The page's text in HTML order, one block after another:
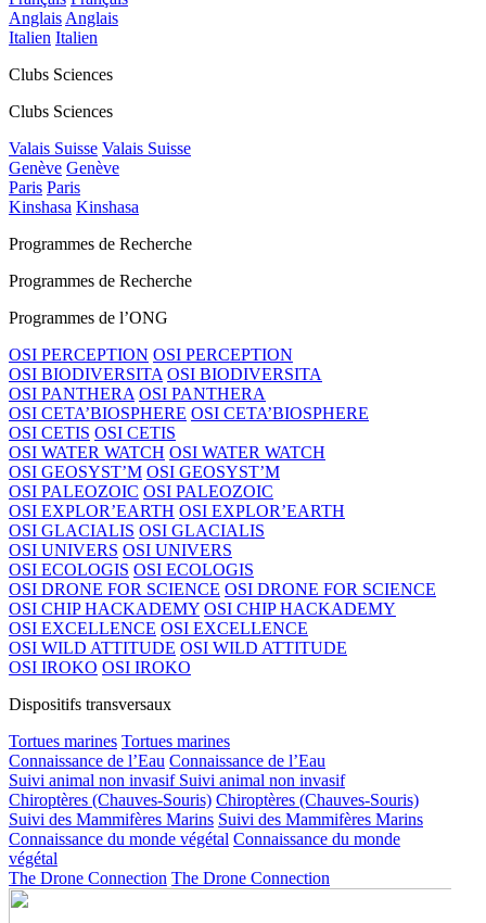
Anglais Anglais
Italien Italien
Clubs Sciences
Clubs Sciences
Valais Suisse Valais Suisse
Genève Genève
Paris Paris
Kinshasa Kinshasa
Programmes de Recherche
Programmes de Recherche
Programmes de l’ONG
OSI PERCEPTION OSI PERCEPTION
OSI BIODIVERSITA OSI BIODIVERSITA
OSI PANTHERA OSI PANTHERA
OSI CETA’BIOSPHERE OSI CETA’BIOSPHERE
OSI CETIS OSI CETIS
OSI WATER WATCH OSI WATER WATCH
OSI GEOSYST’M OSI GEOSYST’M
OSI PALEOZOIC OSI PALEOZOIC
OSI EXPLOR’EARTH OSI EXPLOR’EARTH
OSI GLACIALIS OSI GLACIALIS
OSI UNIVERS OSI UNIVERS
OSI ECOLOGIS OSI ECOLOGIS
OSI DRONE FOR SCIENCE OSI DRONE FOR SCIENCE
OSI CHIP HACKADEMY OSI CHIP HACKADEMY
OSI EXCELLENCE OSI EXCELLENCE
OSI WILD ATTITUDE OSI WILD ATTITUDE
OSI IROKO OSI IROKO
Dispositifs transversaux
Tortues marines Tortues marines
Connaissance de l’Eau Connaissance de l’Eau
Suivi animal non invasif Suivi animal non invasif
Chiroptères (Chauves-Souris) Chiroptères (Chauves-Souris)
Suivi des Mammifères Marins Suivi des Mammifères Marins
Connaissance du monde végétal Connaissance du monde
végétal
The Drone Connection The Drone Connection